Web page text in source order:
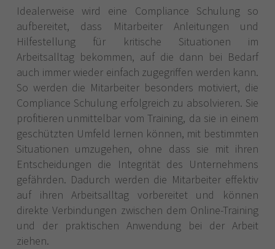
Idealerweise wird eine Compliance Schulung so
aufbereitet, dass Mitarbeiter Anleitungen und
Hilfestellung für kritische Situationen im
Arbeitsalltag bekommen, auf die dann bei Bedarf
auch immer wieder einfach zugegriffen werden kann.
So werden die Mitarbeiter besonders motiviert, die
Compliance Schulung erfolgreich zu absolvieren. Sie
profitieren unmittelbar vom Training, da sie in einem
geschützten Umfeld lernen können, mit bestimmten
Situationen umzugehen, ohne dass sie mit ihren
Entscheidungen die Integrität des Unternehmens
gefährden. Dadurch werden die Mitarbeiter effektiv
auf ihren Arbeitsalltag vorbereitet und können
direkte Verbindungen zwischen dem Online-Training
und der praktischen Anwendung bei der Arbeit
ziehen.